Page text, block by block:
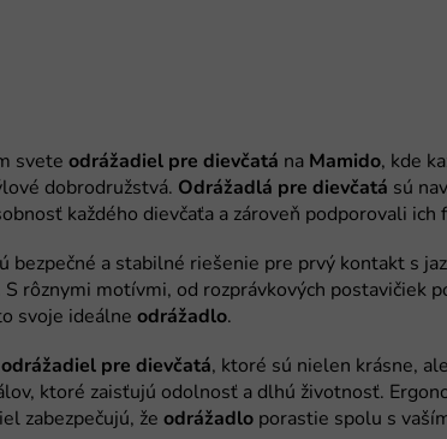
odrážadiel pre dievčatá
Mamido
Odrážadlá pre dievčatá
odrážadlo
odrážadiel pre dievčatá
odrážadlo